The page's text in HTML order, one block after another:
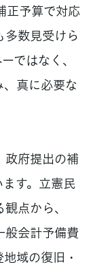
正予算で対応
数見受けら
ではなく、
真に必要な
府提出の補
す。立憲民
点から、
般会計予備費
域の復旧・